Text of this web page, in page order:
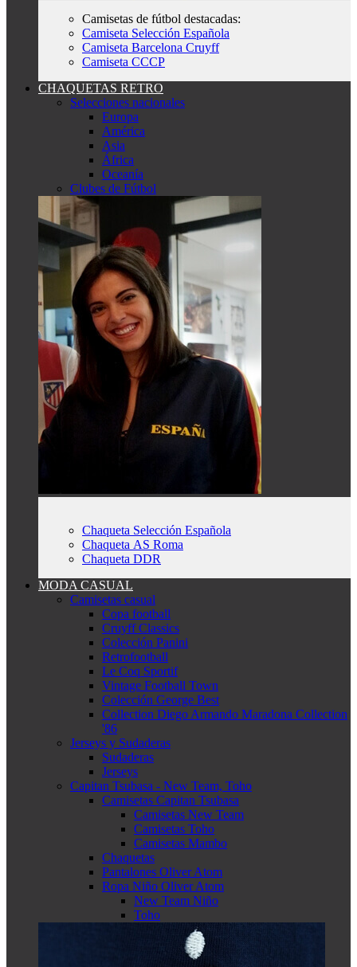
Camisetas de fútbol destacadas:
Camiseta Selección Española
Camiseta Barcelona Cruyff
Camiseta CCCP
CHAQUETAS RETRO
Selecciones nacionales
Europa
América
Asia
África
Oceanía
Clubes de Fútbol
Chaqueta Selección Española
Chaqueta AS Roma
Chaqueta DDR
MODA CASUAL
Camisetas casual
Copa football
Cruyff Classics
Colección Panini
Retrofootball
Le Coq Sportif
Vintage Football Town
Colección George Best
Collection Diego Armando Maradona Collection
'86
Jerseys y Sudaderas
Sudaderas
Jerseys
Capitan Tsubasa - New Team, Toho
Camisetas Capitan Tsubasa
Camisetas New Team
Camisetas Toho
Camisetas Mambo
Chaquetas
Pantalones Oliver Atom
Ropa Niño Oliver Atom
New Team Niño
Toho